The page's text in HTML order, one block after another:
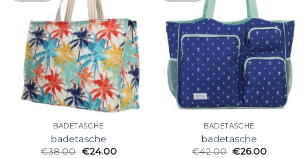
BADETASCHE
badetasche
€38.00 €24.00
BADETASCHE
badetasche
€42.00 €26.00